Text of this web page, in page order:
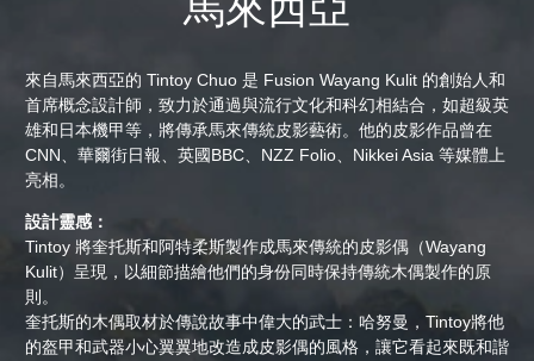
來自馬來西亞的 Tintoy Chuo 是 Fusion Wayang Kulit 的創始人和
首席概念設計師，致力於通過與流行文化和科幻相結合，如超級英
雄和日本機甲等，將傳承馬來傳統皮影藝術。他的皮影作品曾在
CNN、華爾街日報、英國BBC、NZZ Folio、Nikkei Asia 等媒體上
亮相。
設計靈感：
Tintoy 將奎托斯和阿特柔斯製作成馬來傳統的皮影偶（Wayang
Kulit）呈現，以細節描繪他們的身份同時保持傳統木偶製作的原
則。
奎托斯的木偶取材於傳說故事中偉大的武士：哈努曼，Tintoy將他
的盔甲和武器小心翼翼地改造成皮影偶的風格，讓它看起來既和諧